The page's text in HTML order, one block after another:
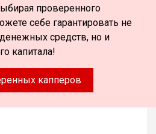
проверенного
себе гарантировать не
средств, но и
капитала!
капперов